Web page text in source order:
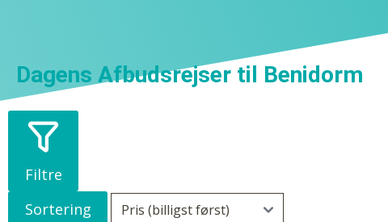
Dagens Afbudsrejser til Benidorm
Filtre
Sortering